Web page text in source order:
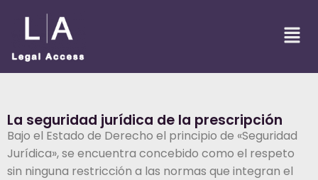
La seguridad jurídica de la prescripción
Bajo el Estado de Derecho el principio de «Seguridad
Jurídica», se encuentra concebido como el respeto
sin ninguna restricción a las normas que integran el